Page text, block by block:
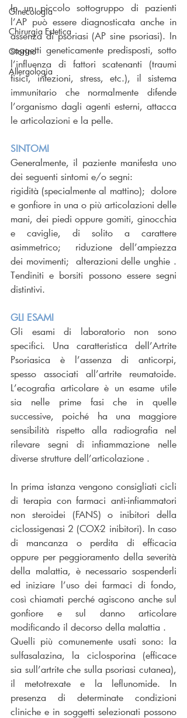
Ginecologia
Chirurgia Estetica
Otorino
Allergologia
In un piccolo sottogruppo di pazienti
l’AP può essere diagnosticata anche in
assenza di psoriasi (AP sine psoriasi). In
soggetti geneticamente predisposti, sotto
l’influenza di fattori scatenanti (traumi
fisici, infezioni, stress, etc.), il sistema
immunitario che normalmente difende
l’organismo dagli agenti esterni, attacca
le articolazioni e la pelle.
SINTOMI
Generalmente, il paziente manifesta uno
dei seguenti sintomi e/o segni:
rigidità (specialmente al mattino);  dolore
e gonfiore in una o più articolazioni delle
mani, dei piedi oppure gomiti, ginocchia
e caviglie, di solito a carattere
asimmetrico;  riduzione dell’ampiezza
dei movimenti;  alterazioni delle unghie .
Tendiniti e borsiti possono essere segni
distintivi.
GLI ESAMI
Gli esami di laboratorio non sono
specifici. Una caratteristica dell’Artrite
Psoriasica è l’assenza di anticorpi,
spesso associati all’artrite reumatoide.
L’ecografia articolare è un esame utile
sia nelle prime fasi che in quelle
successive, poiché ha una maggiore
sensibilità rispetto alla radiografia nel
rilevare segni di infiammazione nelle
diverse strutture dell’articolazione .
In prima istanza vengono consigliati cicli
di terapia con farmaci anti-infiammatori
non steroidei (FANS) o inibitori della
ciclossigenasi 2 (COX-2 inibitori). In caso
di mancanza o perdita di efficacia
oppure per peggioramento della severità
della malattia, è necessario sospenderli
ed iniziare l’uso dei farmaci di fondo,
così chiamati perché agiscono anche sul
gonfiore e sul danno articolare
modificando il decorso della malattia .
Quelli più comunemente usati sono: la
sulfasalazina, la ciclosporina (efficace
sia sull’artrite che sulla psoriasi cutanea),
il metotrexate e la leflunomide. In
presenza di determinate condizioni
cliniche e in soggetti selezionati possono